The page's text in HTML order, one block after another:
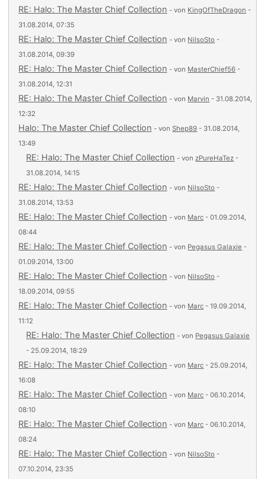
RE: Halo: The Master Chief Collection - von KingOfTheDragon -
31.08.2014, 07:35
RE: Halo: The Master Chief Collection - von NilsoSto -
31.08.2014, 09:39
RE: Halo: The Master Chief Collection - von MasterChief56 -
31.08.2014, 12:31
RE: Halo: The Master Chief Collection - von Marvin - 31.08.2014,
12:32
Halo: The Master Chief Collection - vonShep89 - 31.08.2014,
13:49
RE: Halo: The Master Chief Collection - vonzPureHaTez -
31.08.2014, 14:15
RE: Halo: The Master Chief Collection - von NilsoSto -
31.08.2014, 13:53
RE: Halo: The Master Chief Collection - von Marc - 01.09.2014,
08:44
RE: Halo: The Master Chief Collection - von Pegasus Galaxie -
01.09.2014, 13:00
RE: Halo: The Master Chief Collection - von NilsoSto -
18.09.2014, 09:55
RE: Halo: The Master Chief Collection - von Marc - 19.09.2014,
11:12
RE: Halo: The Master Chief Collection - von Pegasus Galaxie
- 25.09.2014, 18:29
RE: Halo: The Master Chief Collection - von Marc - 25.09.2014,
16:08
RE: Halo: The Master Chief Collection - von Marc - 06.10.2014,
08:10
RE: Halo: The Master Chief Collection - von Marc - 06.10.2014,
08:24
RE: Halo: The Master Chief Collection - von NilsoSto -
07.10.2014, 23:35